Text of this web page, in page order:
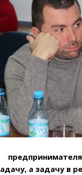
а задачу в